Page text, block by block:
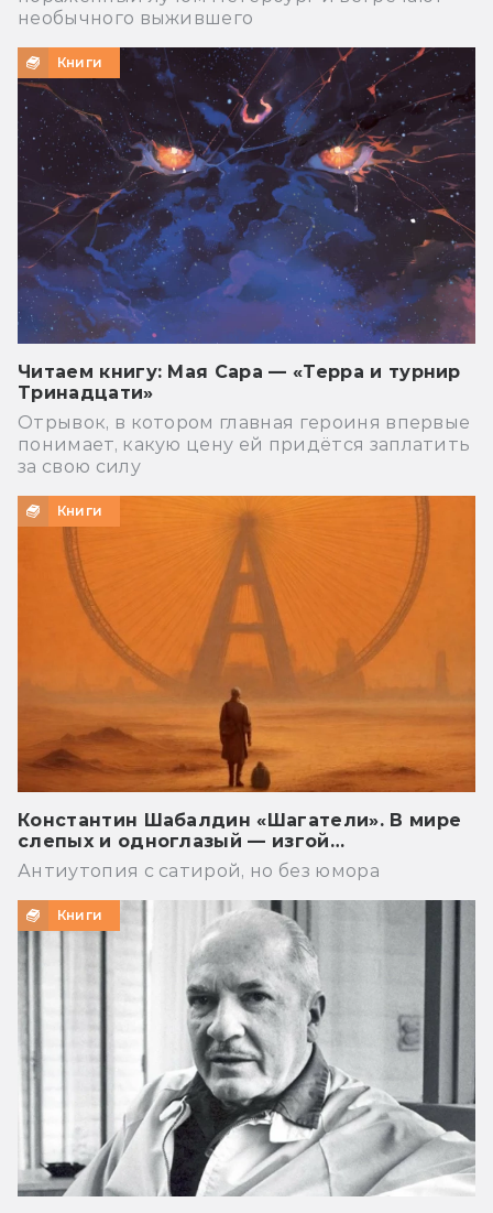
необычного выжившего
Книги
Читаем книгу: Мая Сара — «Терра и турнир
Тринадцати»
Отрывок, в котором главная героиня впервые
понимает, какую цену ей придётся заплатить
за свою силу
Книги
Константин Шабалдин «Шагатели». В мире
слепых и одноглазый — изгой…
Антиутопия с сатирой, но без юмора
Книги